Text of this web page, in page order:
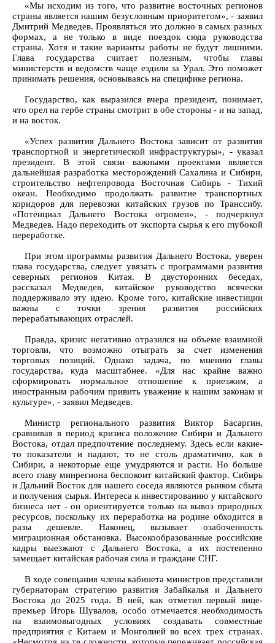
«Мы исходим из того, что развитие восточных регионов
страны является нашим безусловным приоритетом», - заявил
Дмитрий Медведев. Проявляться это должно в самых разных
формах, а не только в виде поездок сюда руководства
страны. Хотя и такие варианты работы не будут лишними.
Глава государства считает полезным, чтобы главы
министерств и ведомств чаще ездили за Урал. Это поможет
принимать решения, основываясь на специфике региона.
Государство, как выразился вчера президент, понимает,
что орел на гербе страны смотрит в обе стороны - и на запад,
и на восток.
«Успех развития Дальнего Востока зависит от развития
транспортной и энергетической инфраструктуры», - указал
президент. В этой связи важными проектами является
дальнейшая разработка месторождений Сахалина и Сибири,
строительство нефтепровода Восточная Сибирь - Тихий
океан. Необходимо продолжать развитие транспортных
коридоров для перевозки китайских грузов по Транссибу.
«Потенциал Дальнего Востока огромен», - подчеркнул
Медведев. Надо переходить от экспорта сырья к его глубокой
переработке.
При этом программы развития Дальнего Востока, уверен
глава государства, следует увязать с программами развития
северных регионов Китая. В двусторонних беседах,
рассказал Медведев, китайское руководство всячески
поддерживало эту идею. Кроме того, китайские инвестиции
важны с точки зрения развития российских
перерабатывающих отраслей.
Правда, кризис негативно отразился на объеме взаимной
торговли, что возможно отыграть за счет изменения
торговых позиций. Однако задача, по мнению главы
государства, куда масштабнее. «Для нас крайне важно
сформировать нормальное отношение к приезжим, а
иностранным рабочим привить уважение к нашим законам и
культуре», - заявил Медведев.
Министр регионального развития Виктор Басаргин,
сравнивая в период кризиса положение Сибири и Дальнего
Востока, отдал предпочтение последнему. Здесь если какие-
то показатели и падают, то не столь драматично, как в
Сибири, а некоторые еще умудряются и расти. Но больше
всего главу минрегиона беспокоит китайский фактор. Сибирь
и Дальний Восток для нашего соседа являются рынком сбыта
и получения сырья. Интереса к инвестированию у китайского
бизнеса нет - он ориентируется только на вывоз природных
ресурсов, поскольку их переработка на родине обходится в
разы дешевле. Наконец, вызывает озабоченность
миграционная обстановка. Высокообразованные российские
кадры выезжают с Дальнего Востока, а их постепенно
замещает китайская рабочая сила и граждане СНГ.
В ходе совещания члены кабинета министров представили
губернаторам стратегию развития Забайкалья и Дальнего
Востока до 2025 года. В ней, как отметил первый вице-
премьер Игорь Шувалов, особо отмечается необходимость
на взаимовыгодных условиях создавать совместные
предприятия с Китаем и Монголией во всех трех странах.